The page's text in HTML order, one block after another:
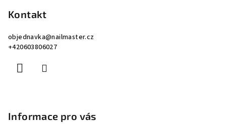
Kontakt
objednavka@nailmaster.cz
+420603806027
Informace pro vás